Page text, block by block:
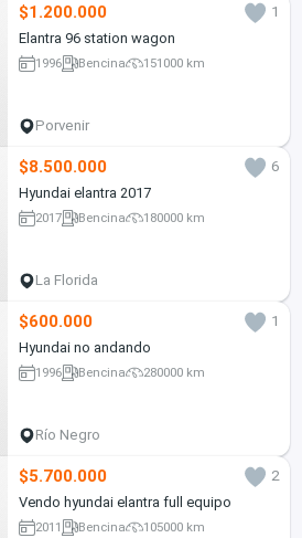
$1.200.000
1
Elantra 96 station wagon
1996 Bencina 151000 km
Porvenir
$8.500.000
6
Hyundai elantra 2017
2017 Bencina 180000 km
La Florida
$600.000
1
Hyundai no andando
1996 Bencina 280000 km
Río Negro
$5.700.000
2
Vendo hyundai elantra full equipo
2011 Bencina 105000 km